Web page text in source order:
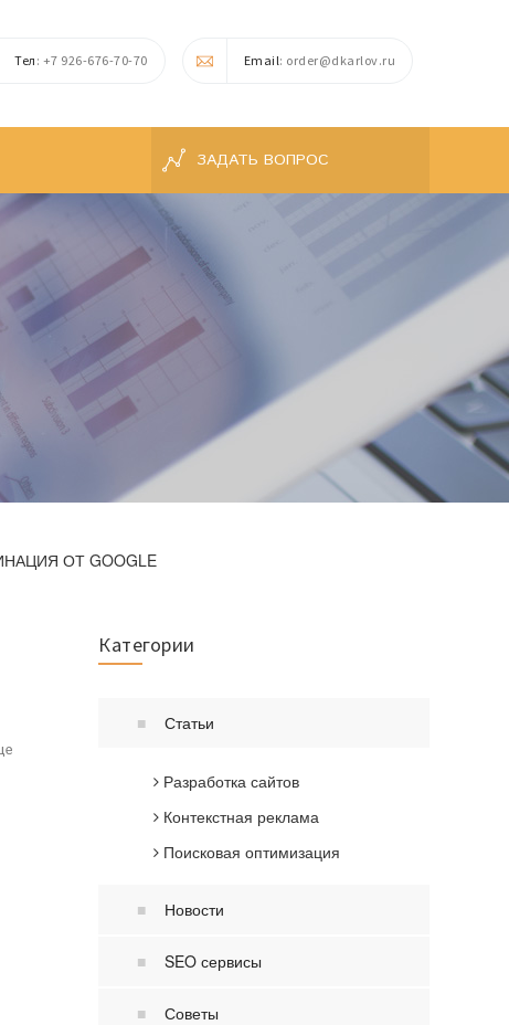
Тел : +7 926-676-70-70 Email: order@dkarlov.ru
ЗАДАТЬ ВОПРОС
ОТ GOOGLE
Категории
Статьи
Разработка сайтов
Контекстная реклама
Поисковая оптимизация
Новости
SEO сервисы
Советы